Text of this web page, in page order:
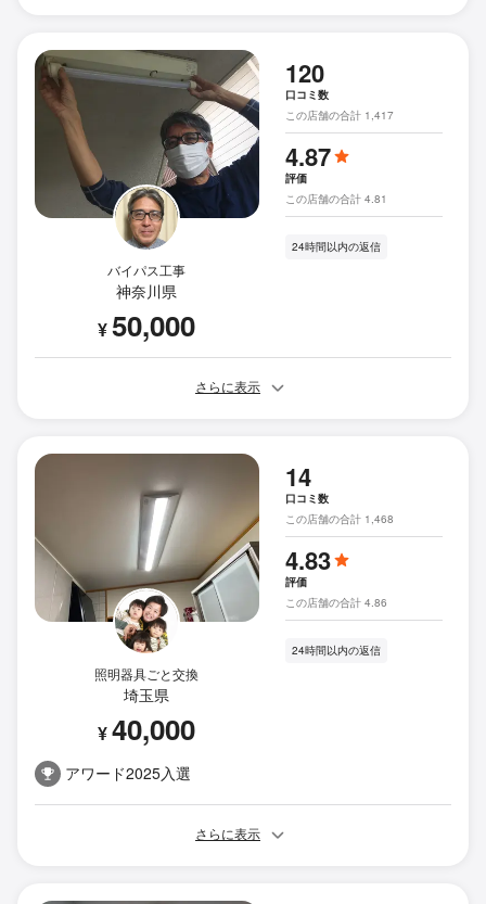
バイパス工事
神奈川県
¥50,000
120
口コミ数
この店舗の合計 1,417
4.87
評価
この店舗の合計 4.81
24時間以内の返信
さらに表示
照明器具ごと交換
埼玉県
¥40,000
アワード2025入選
14
口コミ数
この店舗の合計 1,468
4.83
評価
この店舗の合計 4.86
24時間以内の返信
さらに表示